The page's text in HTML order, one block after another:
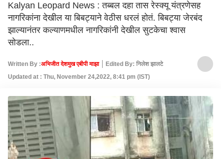
Kalyan Leopard News : तब्बल दहा तास रेस्क्यू यंत्रणेसह
नागरिकांना देखील या बिबट्याने वेठीस धरलं होतं. बिबट्या जेरबंद
झाल्यानंतर कल्याणमधील नागरिकांनी देखील सुटकेचा श्वास
सोडला..
Written By :अभिजीत देशमुख एबीपी माझा
Edited By: निलेश झालटे
Updated at : Thu, November 24,2022, 8:41 pm (IST)